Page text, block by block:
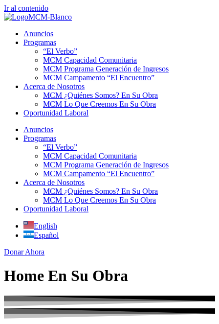
Ir al contenido
Anuncios
Programas
“El Verbo”
MCM Capacidad Comunitaria
MCM Programa Generación de Ingresos
MCM Campamento “El Encuentro”
Acerca de Nosotros
MCM ¿Quiénes Somos? En Su Obra
MCM Lo Que Creemos En Su Obra
Oportunidad Laboral
Anuncios
Programas
“El Verbo”
MCM Capacidad Comunitaria
MCM Programa Generación de Ingresos
MCM Campamento “El Encuentro”
Acerca de Nosotros
MCM ¿Quiénes Somos? En Su Obra
MCM Lo Que Creemos En Su Obra
Oportunidad Laboral
English
Español
Donar Ahora
Home En Su Obra